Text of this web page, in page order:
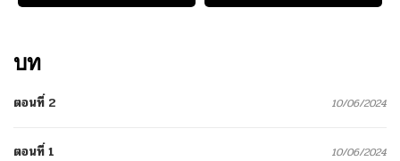
บท
ตอนที่ 2 10/06/2024
ตอนที่ 1 10/06/2024